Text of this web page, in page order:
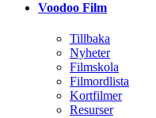
Voodoo Film
Tillbaka
Nyheter
Filmskola
Filmordlista
Kortfilmer
Resurser